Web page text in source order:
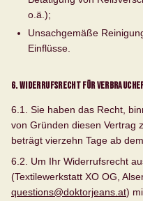
o.ä.);
Unsachgemäße
Einflüsse.
6. Widerrufsrecht für
6.1. Sie haben das Recht,
von Gründen diesen Vertrag
beträgt vierzehn Tage ab
6.2. Um Ihr Widerrufsrecht
(Textilewerkstatt XO OG,
questions@doktorjeans.at)